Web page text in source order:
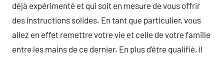
déjà expérimenté et qui soit en mesure de vous offrir
des instructions solides. En tant que particulier, vous
allez en effet remettre votre vie et celle de votre famille
entre les mains de ce dernier. En plus d’être qualifié, il